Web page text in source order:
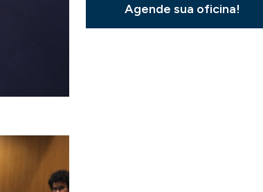
Agende sua oficina!